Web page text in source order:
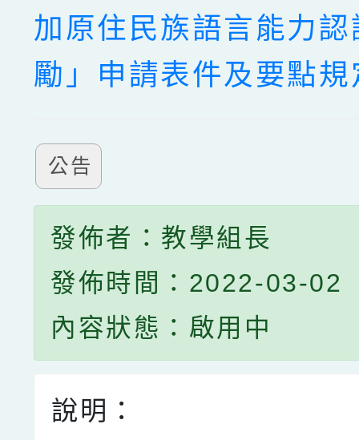
加原住民族語言能力
勵」申請表件及要點規
公告
發佈者：教學組長
發佈時間：2022-03-02
內容狀態：啟用中
說明：